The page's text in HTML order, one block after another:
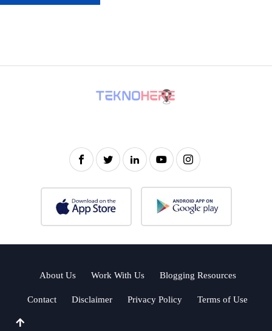
About Us Work With Us Blogging Resources
Contact Disclaimer Privacy Policy Terms of Use